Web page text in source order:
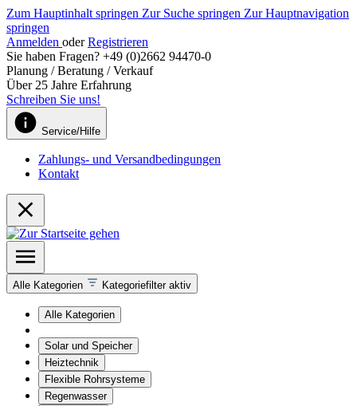
Zum Hauptinhalt springen Zur Suche springen Zur Hauptnavigation
springen
Anmelden oder Registrieren
Sie haben Fragen? +49 (0)2662 94470-0
Planung / Beratung / Verkauf
Über 25 Jahre Erfahrung
Schreiben Sie uns!
Service/Hilfe
Zahlungs- und Versandbedingungen
Kontakt
Alle Kategorien Kategoriefilter aktiv
Alle Kategorien
Solar und Speicher
Heiztechnik
Flexible Rohrsysteme
Regenwasser